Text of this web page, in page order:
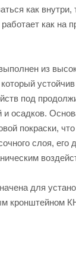
как
как на
из
под
и осадков.
покраски,
слоя, его
для
кронштейном